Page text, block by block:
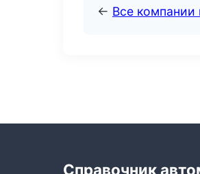
← Все
Справочник